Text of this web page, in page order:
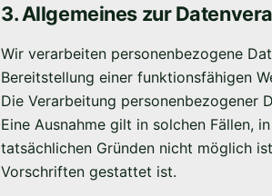
3. Allgemeines zur
Wir verarbeiten personenbezogene
Bereitstellung einer funktionsfähigen
Die Verarbeitung personenbezogener
Eine Ausnahme gilt in solchen Fällen,
tatsächlichen Gründen nicht möglich
Vorschriften gestattet ist.